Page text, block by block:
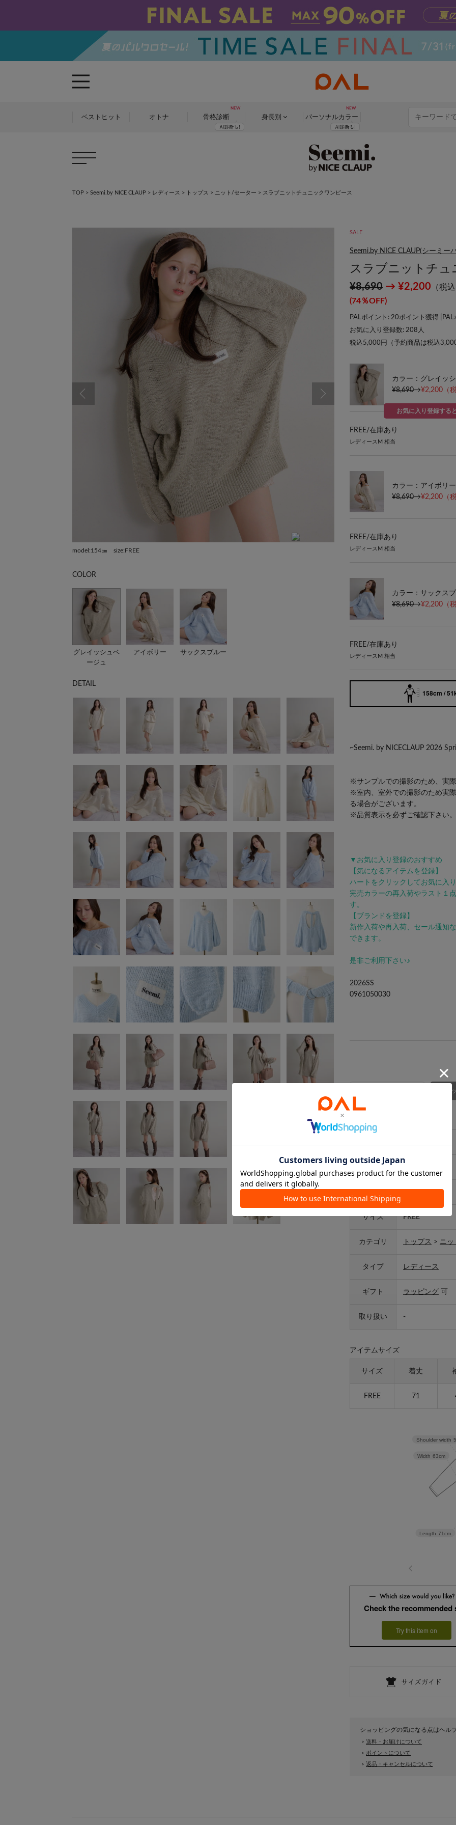
ベストヒット オトナ 骨格診断 身長別 パーソナルカラー
TOP > Seemi.by NICE CLAUP > レディース > トップス > ニット/セーター > スラブニットチュニックワンピース
model:154㎝ size:FREE model:154㎝ size:FREE
COLOR
グレイッシュベ
ージュ
アイボリー サックスブルー
DETAIL
SALE
Seemi.by NICE CLAUP(シーミー
スラブニットチュ
¥8,690 → ¥2,200 （税込
(74％OFF)
PALポイント: 20ポイント獲得 [
お気に入り登録数: 208 人
税込5,000円（予約商品は税込
カラー：グレイッ
¥8,690→¥2,200 （
FREE/在庫あり
レディースM 相当
お気に入り登録する
カラー：アイボリー
¥8,690→¥2,200 （
FREE/在庫あり
レディースM 相当
カラー：サックス
¥8,690→¥2,200 （
FREE/在庫あり
レディースM 相当
158cm /
~Seemi. by NICECLAUP 2026
※サンプルでの撮影のため、実
※室内、室外での撮影のため実
る場合がございます。
※品質表示を必ずご確認下さい。
▼お気に入り登録のおすすめ
【気になるアイテムを登録】
ハートをクリックしてお気に入
完売カラーの再入荷やラスト１
す。
【ブランドを登録】
新作入荷や再入荷、セール通知
できます。
是非ご利用下さい♪
2026SS
0961050030
スタ
サイズ FREE
カテゴリ トップス > ニ
タイプ レディース
ギフト ラッピング 可
取り扱い -
アイテムサイズ
サイズ 着丈
FREE 71
Length 71cm
Width 63cm
Shoulder width
Check the recommended
Try this item on
ショッピングの気になる点はヘル
> 送料・お届けについて
> ポイントについて
> 返品・キャンセルについて